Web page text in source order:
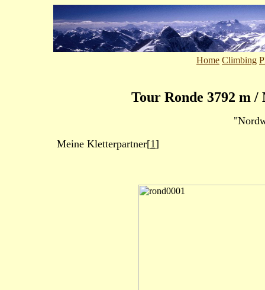
Home Climbing
Tour Ronde 3792 m
Meine Kletterpartner[1]